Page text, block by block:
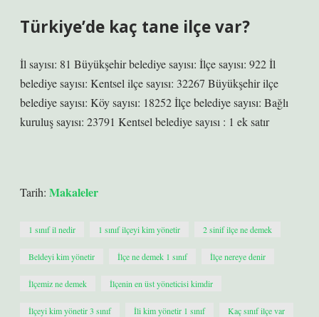
Türkiye’de kaç tane ilçe var?
İl sayısı: 81 Büyükşehir belediye sayısı: İlçe sayısı: 922 İl
belediye sayısı: Kentsel ilçe sayısı: 32267 Büyükşehir ilçe
belediye sayısı: Köy sayısı: 18252 İlçe belediye sayısı: Bağlı
kuruluş sayısı: 23791 Kentsel belediye sayısı : 1 ek satır
Tarih: Makaleler
1 sınıf il nedir 1 sınıf ilçeyi kim yönetir 2 sinif ilçe ne demek
Beldeyi kim yönetir İlçe ne demek 1 sınıf İlçe nereye denir
İlçemiz ne demek İlçenin en üst yöneticisi kimdir
İlçeyi kim yönetir 3 sınıf İli kim yönetir 1 sınıf Kaç sınıf ilçe var